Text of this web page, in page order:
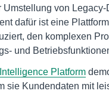
Umstellung von
dafür ist eine
den komplexen
und
Platform
sie Kundendaten mit